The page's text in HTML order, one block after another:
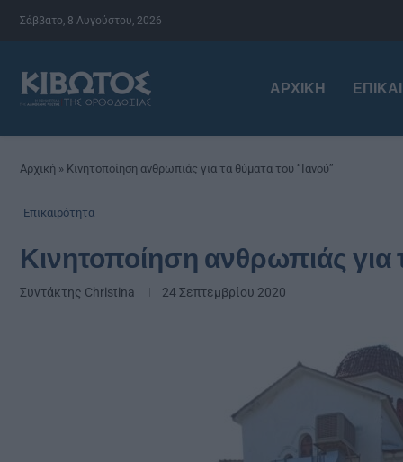
Σάββατο, 8 Αυγούστου, 2026
ΑΡΧΙΚΉ
Αρχική » Κινητοποίηση ανθρωπιάς για τα θύματα του “Ιανού”
Επικαιρότητα
Κινητοποίηση ανθρωπιάς για
Συντάκτης Christina 24 Σεπτεμβρίου 2020